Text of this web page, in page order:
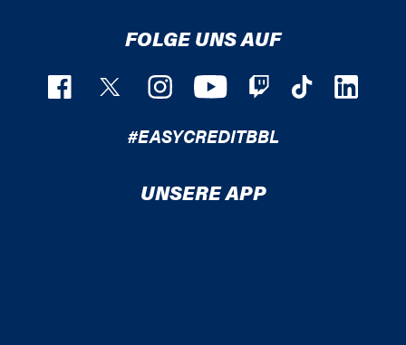
FOLGE UNS AUF
#EASYCREDITBBL
UNSERE APP